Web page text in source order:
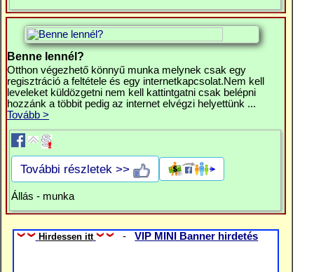
Benne lennél?
Otthon végezhető könnyű munka melynek csak egy
regisztráció a feltétele és egy internetkapcsolat.Nem kell
leveleket küldözgetni nem kell kattintgatni csak belépni
hozzánk a többit pedig az internet elvégzi helyettünk ...
Tovább >
További részletek >>
Állás - munka
Hirdessen itt -VIP MINI Banner hirdetés